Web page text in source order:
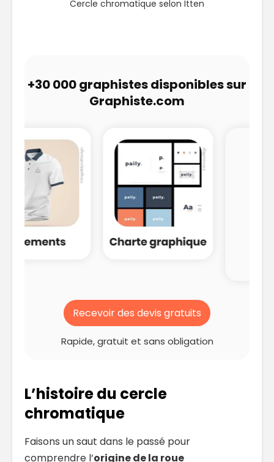
Cercle chromatique selon Itten
+30 000 graphistes disponibles sur
Graphiste.com
Recevoir des devis gratuits
Rapide, gratuit et sans obligation
L’histoire du cercle
chromatique
Faisons un saut dans le passé pour
comprendre l’origine de la roue